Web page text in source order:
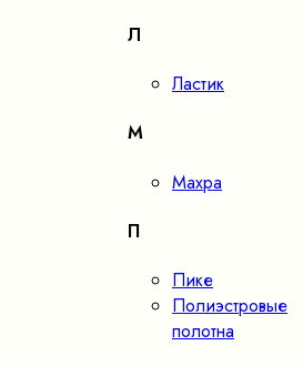
Л
Ластик
М
Махра
П
Пике
Полиэстровые
полотна